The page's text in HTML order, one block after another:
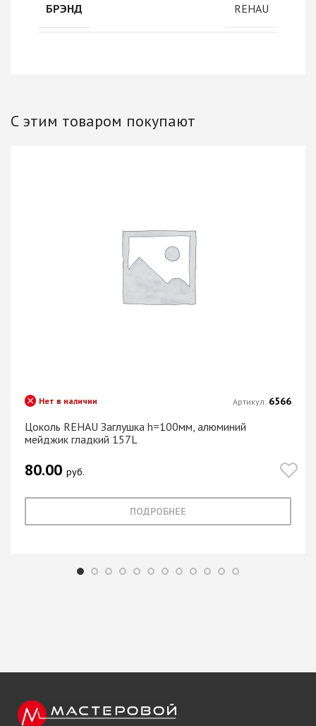
БРЭНД REHAU
С этим товаром покупают
Цоколь REHAU Заглушка h=100мм, алюминий
мейджик гладкий 157L
Нет в наличии
80.00 руб.
ПОДРОБНЕЕ
Артикул: 6566